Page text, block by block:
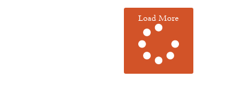
Load More